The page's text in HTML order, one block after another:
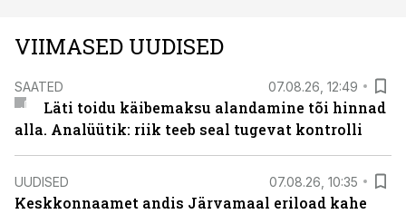
VIIMASED UUDISED
SAATED 07.08.26, 12:49
Läti toidu käibemaksu alandamine tõi hinnad
alla. Analüütik: riik teeb seal tugevat kontrolli
UUDISED 07.08.26, 10:35
Keskkonnaamet andis Järvamaal eriload kahe